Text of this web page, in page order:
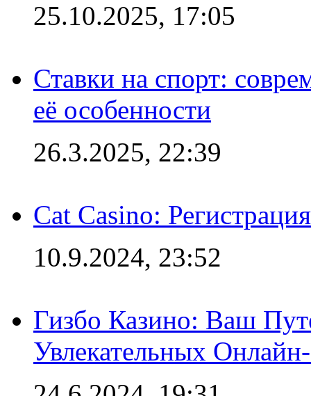
25.10.2025, 17:05
Ставки на спорт:
её особенности
26.3.2025, 22:39
Cat Casino:
10.9.2024, 23:52
Гизбо Казино: Ваш
Увлекательных